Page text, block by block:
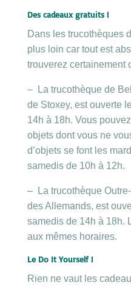
Des cadeaux gratuits !
Dans les trucothèques
plus loin car tout est
trouverez certainement
–La trucothèque de
de Stoxey, est ouverte
14h à 18h. Vous
objets dont vous ne
d’objets se font les
samedis de 10h à 12h.
–La trucothèque
des Allemands, est
samedis de 14h à 18h.
aux mêmes horaires.
Le Do It Yourself !
Rien ne vaut les